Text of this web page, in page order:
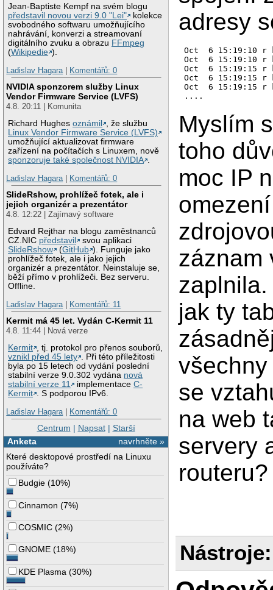
Jean-Baptiste Kempf na svém blogu
představil novou verzi 9.0 "Lei"
kolekce
svobodného softwaru umožňujícího
nahrávání, konverzi a streamovaní
digitálního zvuku a obrazu FFmpeg
(Wikipedie ).
Ladislav Hagara| Komentářů: 0
NVIDIA sponzorem služby Linux
Vendor Firmware Service (LVFS)
4.8. 20:11 | Komunita
Richard Hughesoznámil
, že službu
Linux Vendor Firmware Service (LVFS)
umožňující aktualizovat firmware
zařízení na počítačích s Linuxem, nově
sponzoruje také společnost NVIDIA .
Ladislav Hagara| Komentářů: 0
SlideRshow, prohlížeč fotek, ale i
jejich organizér a prezentátor
4.8. 12:22 | Zajímavý software
Edvard Rejthar na blogu zaměstnanců
CZ.NIC představil
svou aplikaci
SlideRshow
(GitHub ). Funguje jako
prohlížeč fotek, ale i jako jejich
organizér a prezentátor. Neinstaluje se,
běží přímo v prohlížeči. Bez serveru.
Offline.
Ladislav Hagara| Komentářů: 11
Kermit má 45 let. Vydán C-Kermit 11
4.8. 11:44 | Nová verze
Kermit , tj. protokol pro přenos souborů,
vznikl před 45 lety . Při této příležitosti
byla po 15 letech od vydání poslední
stabilní verze 9.0.302 vydána nová
stabilní verze 11
implementaceC-
Kermit . S podporou IPv6.
Ladislav Hagara| Komentářů: 0
Centrum | Napsat| Starší
navrhněte »
Anketa
Které desktopové prostředí na Linuxu
používáte?
Budgie (10%)
Cinnamon (7%)
COSMIC (2%)
GNOME (18%)
KDE Plasma (30%)
adresy
Oct  6 15:19:10
Oct  6 15:19:10
Oct  6 15:19:15 r
Oct  6 15:19:15 r
Oct  6 15:19:15 r
Myslím
toho
moc IP
záznam
jak ty
se
na web
servery
routeru?
Nástroje: